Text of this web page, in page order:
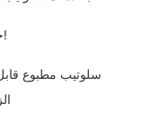
خامه قويه جدا تتحمل جميع الظروف المحيطه!
سلوتيب مطبوع